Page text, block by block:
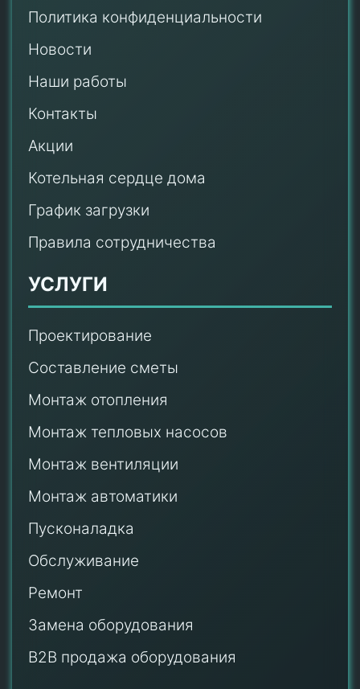
Политика конфиденциальности
Новости
Наши работы
Контакты
Акции
Котельная сердце дома
График загрузки
Правила сотрудничества
УСЛУГИ
Проектирование
Составление сметы
Монтаж отопления
Монтаж тепловых насосов
Монтаж вентиляции
Монтаж автоматики
Пусконаладка
Обслуживание
Ремонт
Замена оборудования
B2B продажа оборудования